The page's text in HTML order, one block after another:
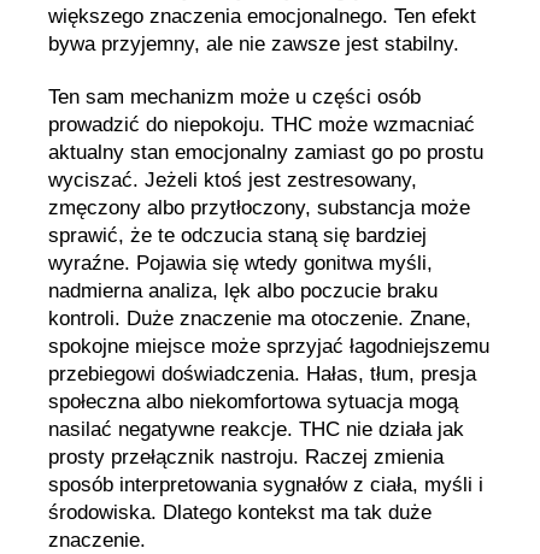
większego znaczenia emocjonalnego. Ten efekt
bywa przyjemny, ale nie zawsze jest stabilny.
Ten sam mechanizm może u części osób
prowadzić do niepokoju. THC może wzmacniać
aktualny stan emocjonalny zamiast go po prostu
wyciszać. Jeżeli ktoś jest zestresowany,
zmęczony albo przytłoczony, substancja może
sprawić, że te odczucia staną się bardziej
wyraźne. Pojawia się wtedy gonitwa myśli,
nadmierna analiza, lęk albo poczucie braku
kontroli. Duże znaczenie ma otoczenie. Znane,
spokojne miejsce może sprzyjać łagodniejszemu
przebiegowi doświadczenia. Hałas, tłum, presja
społeczna albo niekomfortowa sytuacja mogą
nasilać negatywne reakcje. THC nie działa jak
prosty przełącznik nastroju. Raczej zmienia
sposób interpretowania sygnałów z ciała, myśli i
środowiska. Dlatego kontekst ma tak duże
znaczenie.